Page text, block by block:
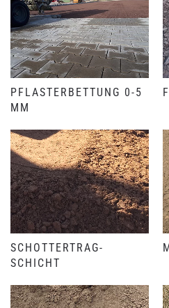
PFLASTER­BETTUNG 0-5
MM
SCHOTTER­TRAG­
SCHICHT